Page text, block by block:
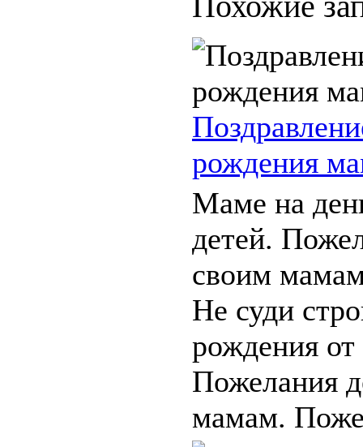
рождения
Маме на
детей.
своим
Не суди
рождения от
Пожелания
мамам.